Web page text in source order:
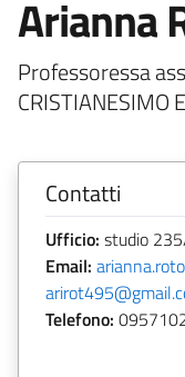
Arianna
Professoressa
CRISTIANESIMO
Contatti
Ufficio: studio
Email:
Telefono: